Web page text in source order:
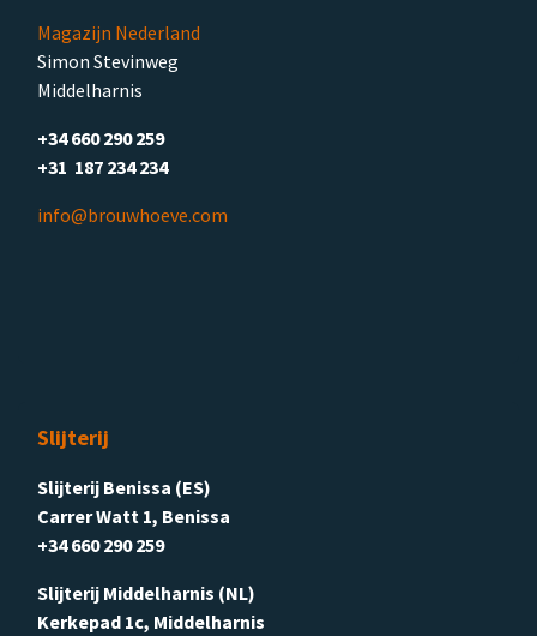
Magazijn Nederland
Simon Stevinweg
Middelharnis
+34 660 290 259
+31 187 234 234
info@brouwhoeve.com
Slijterij
Slijterij Benissa (ES)
Carrer Watt 1, Benissa
+34 660 290 259
Slijterij Middelharnis (NL)
Kerkepad 1c, Middelharnis